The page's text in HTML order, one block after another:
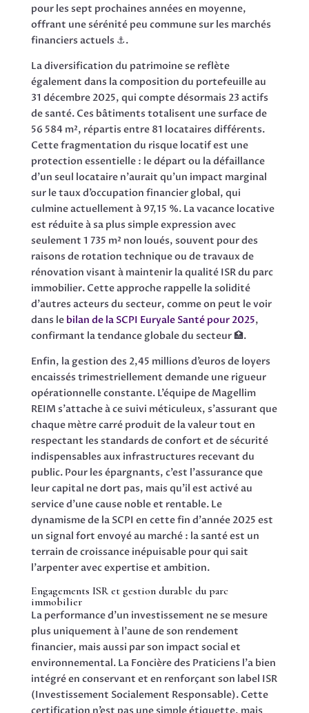
pour les sept prochaines années en moyenne,
offrant une sérénité peu commune sur les marchés
financiers actuels ⚓.
La diversification du patrimoine se reflète
également dans la composition du portefeuille au
31 décembre 2025, qui compte désormais 23 actifs
de santé. Ces bâtiments totalisent une surface de
56 584 m², répartis entre 81 locataires différents.
Cette fragmentation du risque locatif est une
protection essentielle : le départ ou la défaillance
d’un seul locataire n’aurait qu’un impact marginal
sur le taux d’occupation financier global, qui
culmine actuellement à 97,15 %. La vacance locative
est réduite à sa plus simple expression avec
seulement 1 735 m² non loués, souvent pour des
raisons de rotation technique ou de travaux de
rénovation visant à maintenir la qualité ISR du parc
immobilier. Cette approche rappelle la solidité
d’autres acteurs du secteur, comme on peut le voir
dans le bilan de la SCPI Euryale Santé pour 2025,
confirmant la tendance globale du secteur 🏥.
Enfin, la gestion des 2,45 millions d’euros de loyers
encaissés trimestriellement demande une rigueur
opérationnelle constante. L’équipe de Magellim
REIM s’attache à ce suivi méticuleux, s’assurant que
chaque mètre carré produit de la valeur tout en
respectant les standards de confort et de sécurité
indispensables aux infrastructures recevant du
public. Pour les épargnants, c’est l’assurance que
leur capital ne dort pas, mais qu’il est activé au
service d’une cause noble et rentable. Le
dynamisme de la SCPI en cette fin d’année 2025 est
un signal fort envoyé au marché : la santé est un
terrain de croissance inépuisable pour qui sait
l’arpenter avec expertise et ambition.
Engagements ISR et gestion durable du parc
immobilier
La performance d’un investissement ne se mesure
plus uniquement à l’aune de son rendement
financier, mais aussi par son impact social et
environnemental. La Foncière des Praticiens l’a bien
intégré en conservant et en renforçant son label ISR
(Investissement Socialement Responsable). Cette